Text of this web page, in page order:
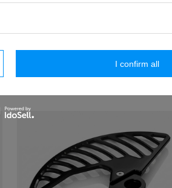
I confirm all